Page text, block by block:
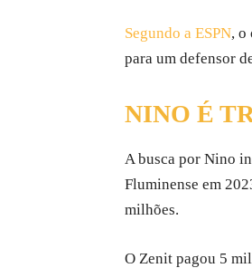
Segundo a ESPN, o
para um defensor
NINO É
A busca por Nino
Fluminense em
milhões.
O Zenit pagou 5